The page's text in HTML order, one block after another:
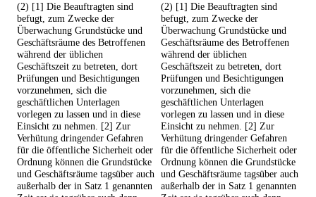
(2) [1] Die Beauftragten sind
befugt, zum Zwecke der
Überwachung Grundstücke und
Geschäftsräume des Betroffenen
während der üblichen
Geschäftszeit zu betreten, dort
Prüfungen und Besichtigungen
vorzunehmen, sich die
geschäftlichen Unterlagen
vorlegen zu lassen und in diese
Einsicht zu nehmen. [2] Zur
Verhütung dringender Gefahren
für die öffentliche Sicherheit oder
Ordnung können die Grundstücke
und Geschäftsräume tagsüber auch
außerhalb der in Satz 1 genannten
(2) [1] Die Beauftragten sind
befugt, zum Zwecke der
Überwachung Grundstücke und
Geschäftsräume des Betroffenen
während der üblichen
Geschäftszeit zu betreten, dort
Prüfungen und Besichtigungen
vorzunehmen, sich die
geschäftlichen Unterlagen
vorlegen zu lassen und in diese
Einsicht zu nehmen. [2] Zur
Verhütung dringender Gefahren
für die öffentliche Sicherheit oder
Ordnung können die Grundstücke
und Geschäftsräume tagsüber auch
außerhalb der in Satz 1 genannten